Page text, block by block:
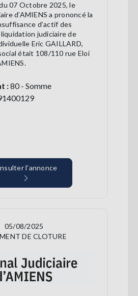
07 Octobre 2025, le
d’AMIENS a prononcé la
d’actif des
judiciaire de
Eric GAILLARD,
était 108/110 rue Eloi
:80 - Somme
l’annonce
05/08/2025
DE CLOTURE